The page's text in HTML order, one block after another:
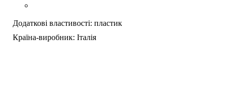
Додаткові властивості: пластик
Країна-виробник: Італія